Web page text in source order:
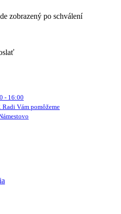
zobrazený po schválení
- 16:00
Radi Vám pomôžeme